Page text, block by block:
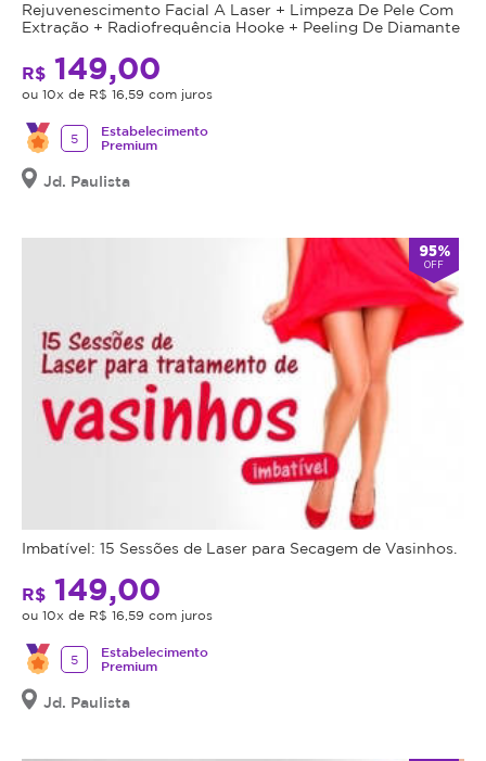
Rejuvenescimento Facial A Laser + Limpeza De Pele Com
Extração + Radiofrequência Hooke + Peeling De Diamante
R$ 149,00
ou 10x de R$ 16,59 com juros
5
Estabelecimento
Premium
Jd. Paulista
95%
OFF
Imbatível: 15 Sessões de Laser para Secagem de Vasinhos.
R$ 149,00
ou 10x de R$ 16,59 com juros
5
Estabelecimento
Premium
Jd. Paulista